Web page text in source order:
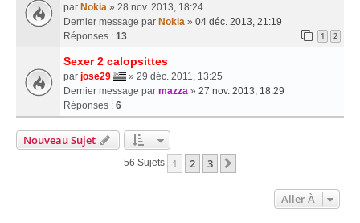
par Nokia » 28 nov. 2013, 18:24
Dernier message par Nokia » 04 déc. 2013, 21:19
Réponses : 13 1 2
Sexer 2 calopsittes
par jose29
» 29 déc. 2011, 13:25
Dernier message par mazza » 27 nov. 2013, 18:29
Réponses : 6
Nouveau Sujet
56 Sujets 1 2 3
Aller À